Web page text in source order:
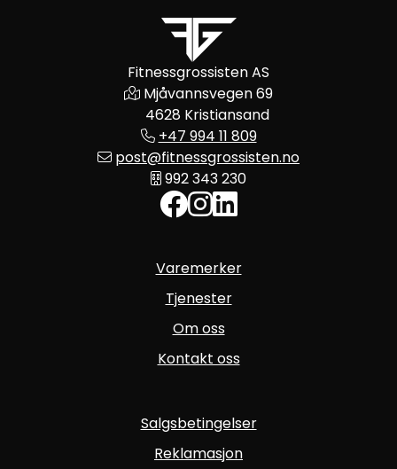
Fitnessgrossisten AS
Mjåvannsvegen 69
4628 Kristiansand
+47 994 11 809
post@fitnessgrossisten.no
992 343 230
Varemerker
Tjenester
Om oss
Kontakt oss
Salgsbetingelser
Reklamasjon